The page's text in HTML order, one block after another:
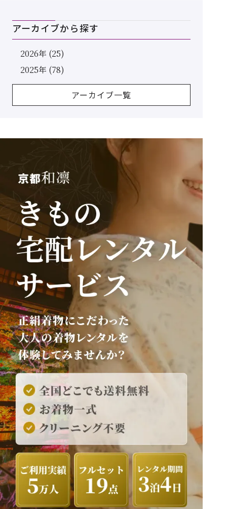
アーカイブから探す
2026年 (25)
2025年 (78)
アーカイブ一覧